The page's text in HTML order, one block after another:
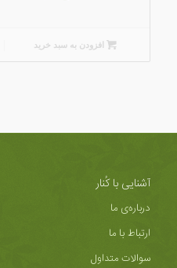
افزودن به سبد خرید
آشنایی با کُنار
درباره‌ی ما
ارتباط با ما
سوالات متداول